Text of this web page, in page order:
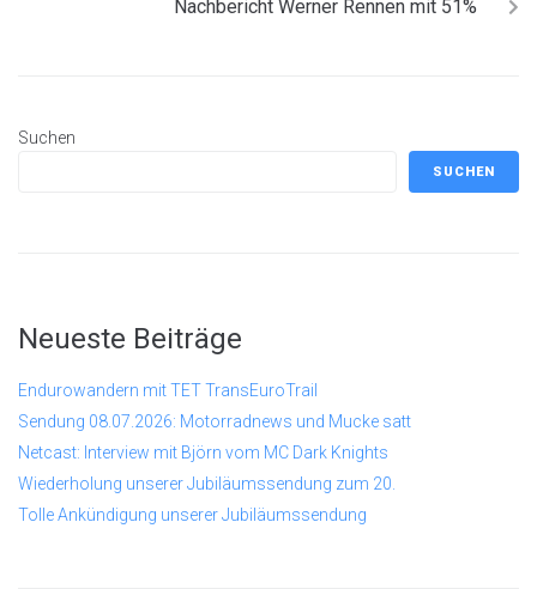
Nachbericht Werner Rennen mit 51%
Suchen
SUCHEN
Neueste Beiträge
Endurowandern mit TET TransEuroTrail
Sendung 08.07.2026: Motorradnews und Mucke satt
Netcast: Interview mit Björn vom MC Dark Knights
Wiederholung unserer Jubiläumssendung zum 20.
Tolle Ankündigung unserer Jubiläumssendung